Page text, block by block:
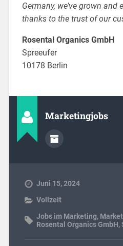
Germany, we’ve grown and
thanks to the trust of our
Rosental Organics GmbH
Spreeufer
10178 Berlin
Marketingjobs
Juni 15, 2024
Vollzeit
Jobs im Marketing,
Rosental Organics GmbH,